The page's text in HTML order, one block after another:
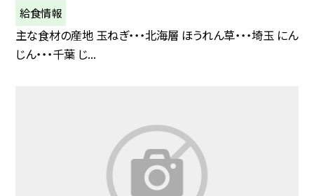
給食情報
主な食材の産地 玉ねぎ・・・北海層 ほうれん草・・・埼玉 にん
じん・・・千葉 じ...